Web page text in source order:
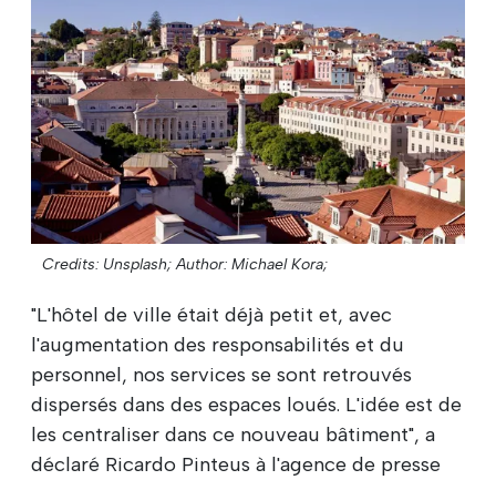
Credits: Unsplash; Author: Michael Kora;
"L'hôtel de ville était déjà petit et, avec
l'augmentation des responsabilités et du
personnel, nos services se sont retrouvés
dispersés dans des espaces loués. L'idée est de
les centraliser dans ce nouveau bâtiment", a
déclaré Ricardo Pinteus à l'agence de presse